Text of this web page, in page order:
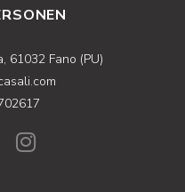
61032 Fano (PU)